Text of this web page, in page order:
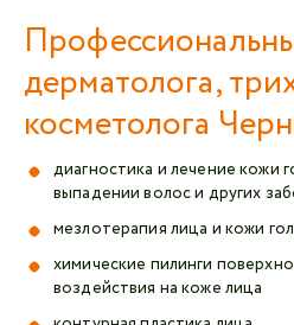
дерматолога,
косметолога
диагностика и лечение кожи
выпадении волос и других
мезлотерапия лица и кожи
химические пилинги
воздействия на коже лица